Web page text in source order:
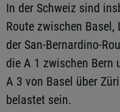
In der Schweiz sind
Route zwischen
der San-Bernardino-
die A 1 zwischen Bern
A 3 von Basel über
belastet sein.